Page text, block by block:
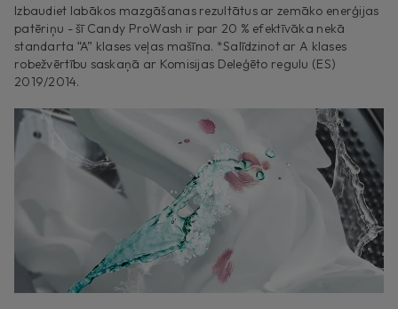
Izbaudiet labākos mazgāšanas rezultātus ar zemāko enerģijas
patēriņu - šī Candy ProWash ir par 20 % efektīvāka nekā
standarta “A” klases veļas mašīna. *Salīdzinot ar A klases
robežvērtību saskaņā ar Komisijas Deleģēto regulu (ES)
2019/2014.